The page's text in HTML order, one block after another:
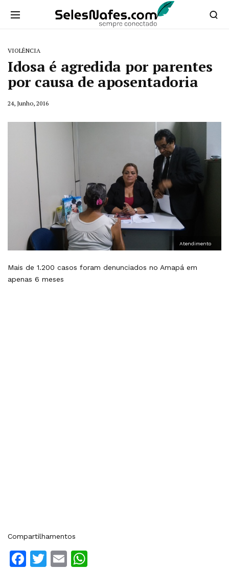
VIOLÊNCIA
Idosa é agredida por parentes
por causa de aposentadoria
24, Junho, 2016
Atendimento
Mais de 1.200 casos foram denunciados no Amapá em
apenas 6 meses
Compartilhamentos
Facebook
Twitter
Email